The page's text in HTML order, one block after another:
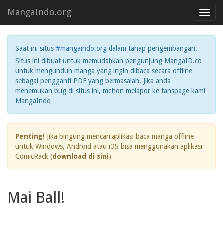
MangaIndo.org
Saat ini situs #mangaindo.org dalam tahap pengembangan.
Situs ini dibuat untuk memudahkan pengunjung MangaID.co
untuk mengunduh manga yang ingin dibaca secara offline
sebagai pengganti PDF yang bermasalah. Jika anda
menemukan bug di situs ini, mohon melapor ke fanspage kami
MangaIndo
Penting! Jika bingung mencari aplikasi baca manga offline
untuk Windows, Android atau iOS bisa menggunakan aplikasi
ComicRack (download di sini)
Mai Ball!